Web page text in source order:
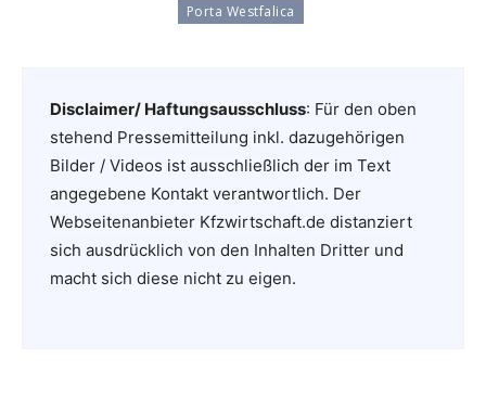
Porta Westfalica
Disclaimer/ Haftungsausschluss: Für den oben
stehend Pressemitteilung inkl. dazugehörigen
Bilder / Videos ist ausschließlich der im Text
angegebene Kontakt verantwortlich. Der
Webseitenanbieter Kfzwirtschaft.de distanziert
sich ausdrücklich von den Inhalten Dritter und
macht sich diese nicht zu eigen.